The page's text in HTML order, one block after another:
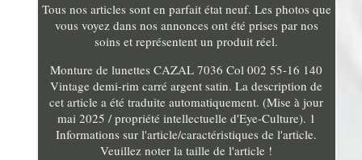
Tous nos articles sont en parfait état neuf. Les photos que
vous voyez dans nos annonces ont été prises par nos
soins et représentent un produit réel.
Monture de lunettes CAZAL 7036 Col 002 55-16 140
Vintage demi-rim carré argent satin. La description de
cet article a été traduite automatiquement. (Mise à jour
mai 2025 / propriété intellectuelle d'Eye-Culture). 1
Informations sur l'article/caractéristiques de l'article.
Veuillez noter la taille de l'article !